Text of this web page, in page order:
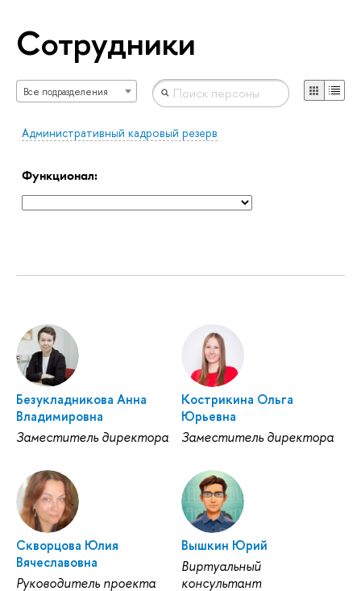
Сотрудники
Все подразделения
Административный кадровый резерв
Функционал:
Безукладникова Анна
Владимировна
Заместитель директора
Кострикина Ольга
Юрьевна
Заместитель директора
Скворцова Юлия
Вячеславовна
Руководитель проекта
Вышкин Юрий
Виртуальный
консультант